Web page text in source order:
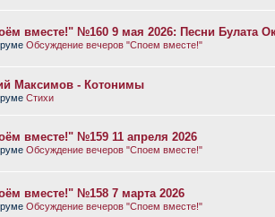
вместе!" №160 9 мая 2026: Песни Булата
Обсуждение вечеров "Споем вместе!"
Максимов - Котонимы
Стихи
вместе!" №159 11 апреля 2026
Обсуждение вечеров "Споем вместе!"
вместе!" №158 7 марта 2026
Обсуждение вечеров "Споем вместе!"